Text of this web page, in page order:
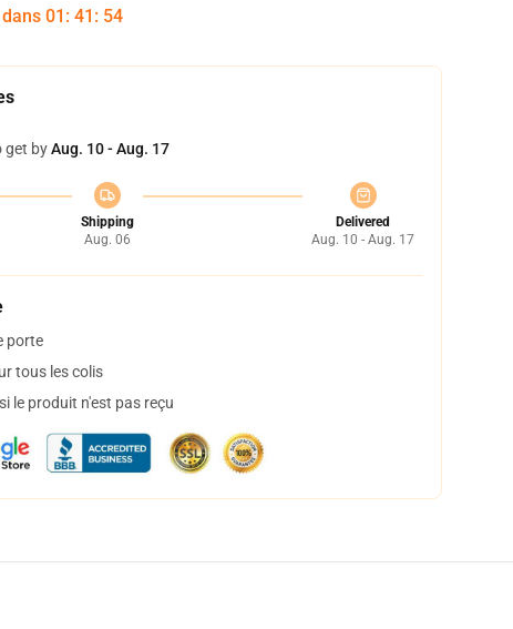
01 : 41 : 53
get byAug. 10 - Aug. 17
Shipping
Aug. 06
Delivered
Aug. 10 - Aug. 17
porte
tous les colis
le produit n'est pas reçu